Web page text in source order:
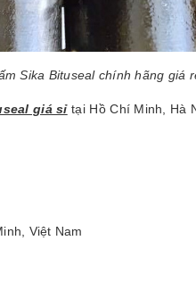
Sika Bituseal chính hãng giá
giá sỉtại Hồ Chí Minh, Hà
Việt Nam